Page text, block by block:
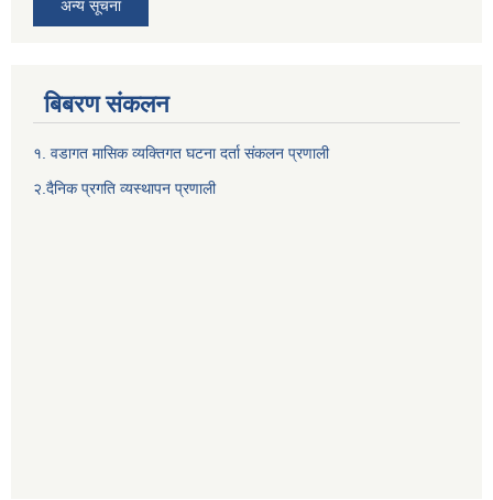
अन्य सूचना
बिबरण संकलन
१. वडागत मासिक व्यक्तिगत घटना दर्ता संकलन प्रणाली
२.दैनिक प्रगति व्यस्थापन प्रणाली